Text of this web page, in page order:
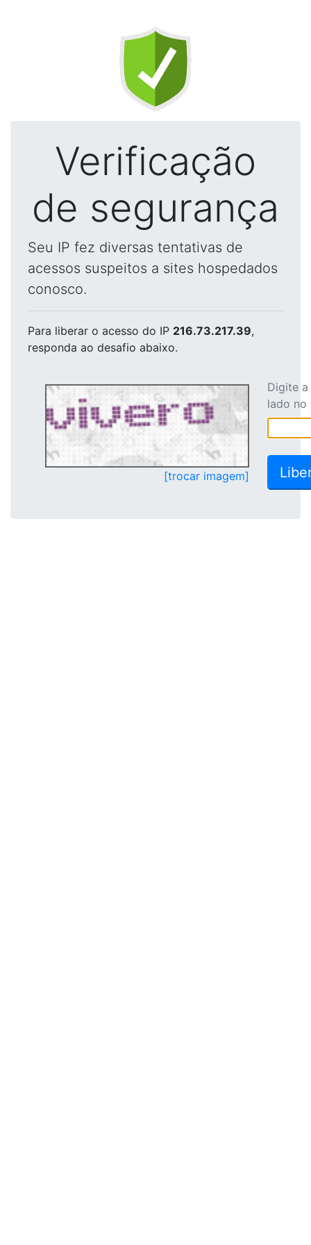
Verificação
de segurança
Seu IP fez diversas tentativas de
acessos suspeitos a sites hospedados
conosco.
Para liberar o acesso do IP 216.73.217.39,
responda ao desafio abaixo.
[trocar imagem]
Digite
lado no